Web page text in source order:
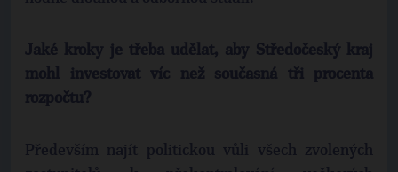
Jaké kroky je třeba udělat, aby Středočeský kraj
mohl investovat víc než současná tři procenta
rozpočtu?
Především najít politickou vůli všech zvolených